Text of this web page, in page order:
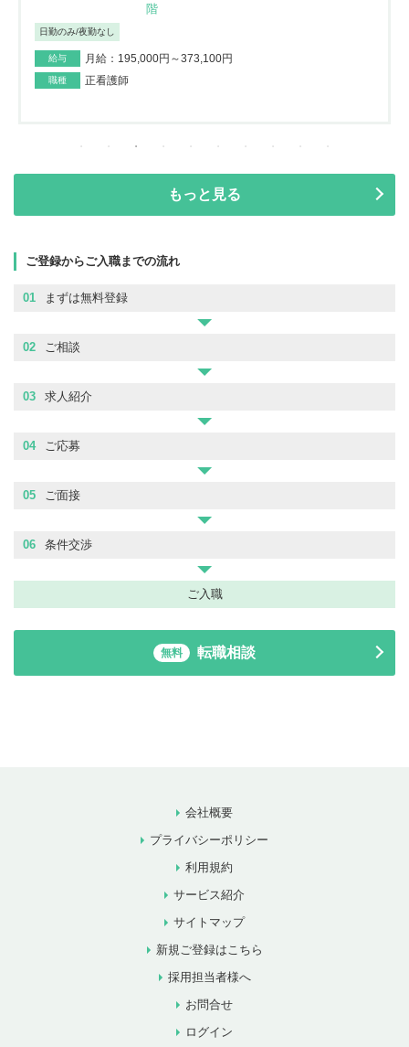
階
日勤のみ/夜勤なし
給与 月給：195,000円～373,100円
職種 正看護師
もっと見る
ご登録からご入職までの流れ
01 まずは無料登録
02 ご相談
03 求人紹介
04 ご応募
05 ご面接
06 条件交渉
ご入職
無料 転職相談
会社概要
プライバシーポリシー
利用規約
サービス紹介
サイトマップ
新規ご登録はこちら
採用担当者様へ
お問合せ
ログイン